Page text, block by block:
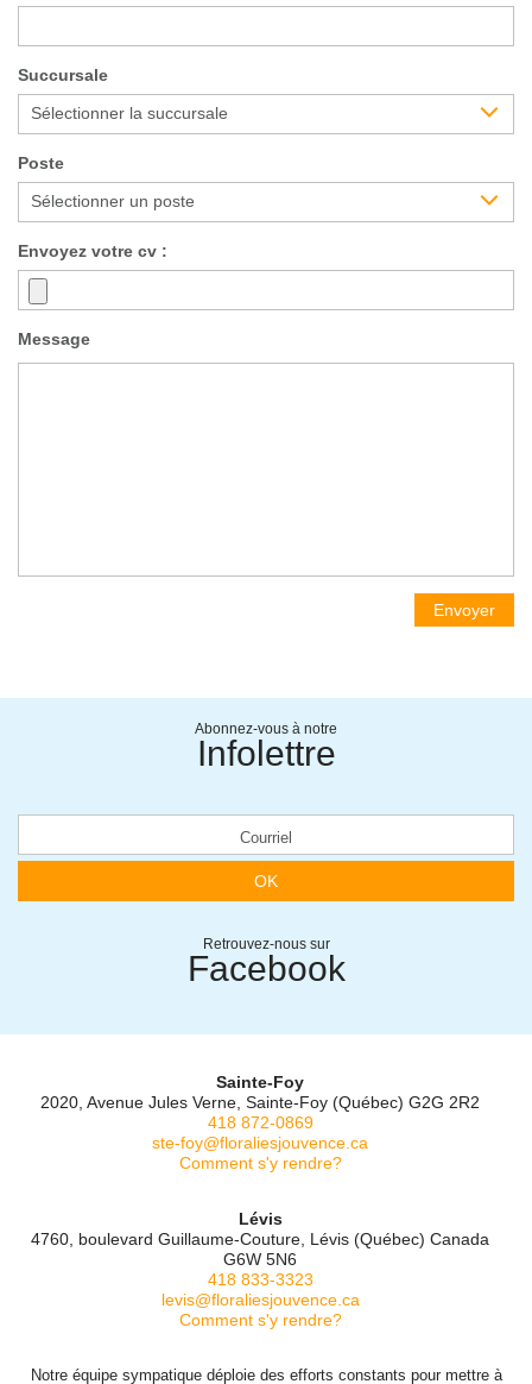
Succursale
Sélectionner la succursale
Poste
Sélectionner un poste
Envoyez votre cv :
Message
Envoyer
Abonnez-vous à notre
Infolettre
OK
Retrouvez-nous sur
Facebook
Sainte-Foy
2020, Avenue Jules Verne, Sainte-Foy (Québec) G2G 2R2
418 872-0869
ste-foy@floraliesjouvence.ca
Comment s'y rendre?
Lévis
4760, boulevard Guillaume-Couture, Lévis (Québec) Canada
G6W 5N6
418 833-3323
levis@floraliesjouvence.ca
Comment s'y rendre?
Notre équipe sympatique déploie des efforts constants pour mettre à